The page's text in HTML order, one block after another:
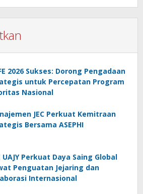
2026 Sukses: Dorong Pengadaan
untuk Percepatan Program
Nasional
JEC Perkuat Kemitraan
Bersama ASEPHI
UAJY Perkuat Daya Saing Global
Penguatan Jejaring dan
Internasional